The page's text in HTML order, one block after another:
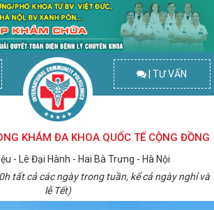
| TƯ VẤN
KHÁM ĐA KHOA QUỐC TẾ CỘNG ĐỒNG
- Lê Đại Hành - Hai Bà Trưng - Hà Nội
tất cả các ngày trong tuần, kể cả ngày nghỉ và
lễ Tết)